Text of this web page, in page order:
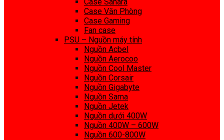
Case Văn Phòng
Case Gaming
Fan case
PSU – Nguồn máy tính
Nguồn Acbel
Nguồn Aerocoo
Nguồn Cool Master
Nguồn Corsair
Nguồn Gigabyte
Nguồn Sama
Nguồn Jetek
Nguồn dưới 400W
Nguồn 400W – 600W
Nguồn 600-800W